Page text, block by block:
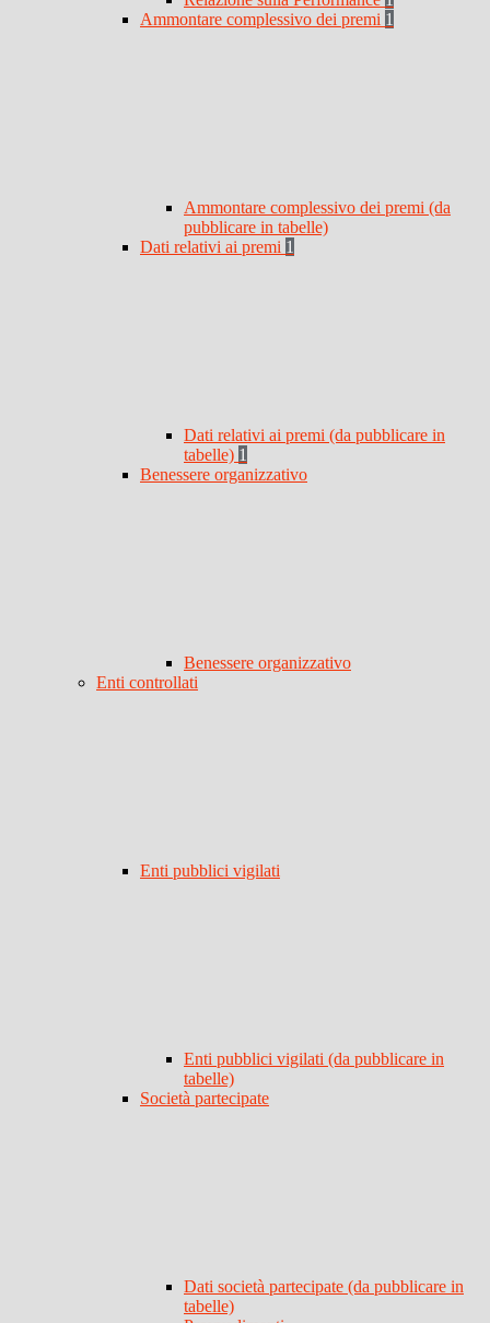
Ammontare complessivo dei premi 1
Ammontare complessivo dei premi (da
pubblicare in tabelle)
Dati relativi ai premi 1
Dati relativi ai premi (da pubblicare in
tabelle) 1
Benessere organizzativo
Benessere organizzativo
Enti controllati
Enti pubblici vigilati
Enti pubblici vigilati (da pubblicare in
tabelle)
Società partecipate
Dati società partecipate (da pubblicare in
tabelle)